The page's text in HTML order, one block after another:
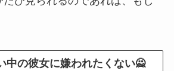
中の彼女に嫌われたくない🙅